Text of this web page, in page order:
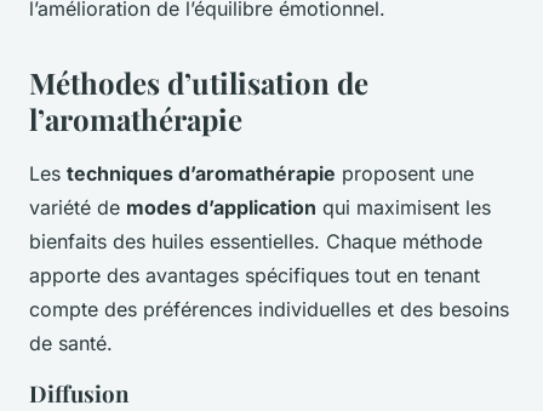
l’amélioration de l’équilibre émotionnel.
Méthodes d’utilisation de
l’aromathérapie
Les techniques d’aromathérapie proposent une
variété de modes d’application qui maximisent les
bienfaits des huiles essentielles. Chaque méthode
apporte des avantages spécifiques tout en tenant
compte des préférences individuelles et des besoins
de santé.
Diffusion